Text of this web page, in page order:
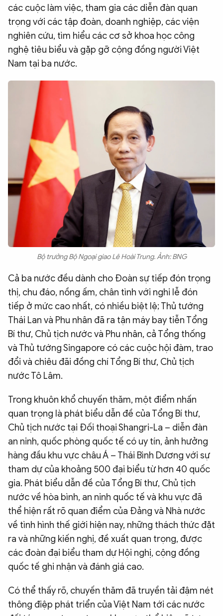
các cuộc làm việc, tham gia các diễn đàn quan
trọng với các tập đoàn, doanh nghiệp, các viện
nghiên cứu, tìm hiểu các cơ sở khoa học công
nghệ tiêu biểu và gặp gỡ cộng đồng người Việt
Nam tại ba nước.
Bộ trưởng Bộ Ngoại giao Lê Hoài Trung. Ảnh: BNG
Cả ba nước đều dành cho Đoàn sự tiếp đón trọng
thị, chu đáo, nồng ấm, chân tình với nghi lễ đón
tiếp ở mức cao nhất, có nhiều biệt lệ; Thủ tướng
Thái Lan và Phu nhân đã ra tận máy bay tiễn Tổng
Bí thư, Chủ tịch nước và Phu nhân, cả Tổng thống
và Thủ tướng Singapore có các cuộc hội đàm, trao
đổi và chiêu đãi đồng chí Tổng Bí thư, Chủ tịch
nước Tô Lâm.
Trong khuôn khổ chuyến thăm, một điểm nhấn
quan trọng là phát biểu dẫn đề của Tổng Bí thư,
Chủ tịch nước tại Đối thoại Shangri-La – diễn đàn
an ninh, quốc phòng quốc tế có uy tín, ảnh hưởng
hàng đầu khu vực châu Á – Thái Bình Dương với sự
tham dự của khoảng 500 đại biểu từ hơn 40 quốc
gia. Phát biểu dẫn đề của Tổng Bí thư, Chủ tịch
nước về hòa bình, an ninh quốc tế và khu vực đã
thể hiện rất rõ quan điểm của Đảng và Nhà nước
về tình hình thế giới hiện nay, những thách thức đặt
ra và những kiến nghị, đề xuất quan trọng, được
các đoàn đại biểu tham dự Hội nghị, cộng đồng
quốc tế ghi nhận và đánh giá cao.
Có thể thấy rõ, chuyến thăm đã truyền tải đậm nét
thông điệp phát triển của Việt Nam tới các nước